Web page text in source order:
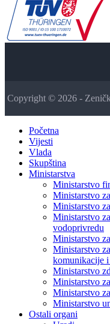
Copyright © 2026 -
Početna
Vijesti
Vlada
Skupština
Ministarstva
Ministarstvo
Ministarstvo
Ministarstvo
Ministarstvo
vodoprivredu
Ministarstvo
Ministarstvo
komunikacije
Ministarstvo
Ministarstvo
Ministarstvo
Ministarstvo
Ostali organi